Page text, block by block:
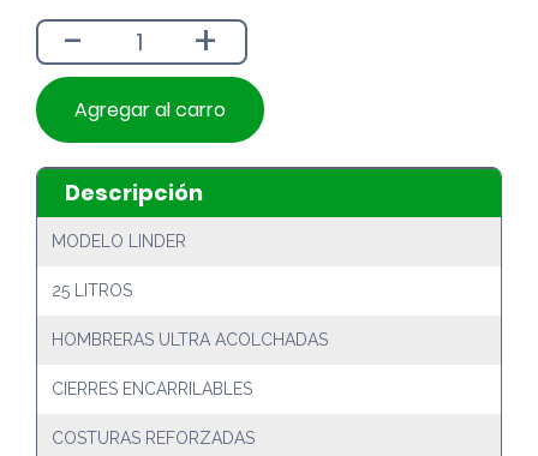
$21.990.
$15.490.
- +
Agregar al carro
Descripción
MODELO LINDER
25 LITROS
HOMBRERAS ULTRA ACOLCHADAS
CIERRES ENCARRILABLES
COSTURAS REFORZADAS